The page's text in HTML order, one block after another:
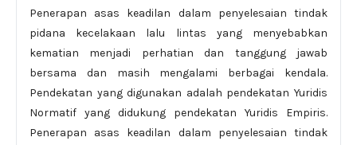
Penerapan asas keadilan dalam penyelesaian tindak
pidana kecelakaan lalu lintas yang menyebabkan
kematian menjadi perhatian dan tanggung jawab
bersama dan masih mengalami berbagai kendala.
Pendekatan yang digunakan adalah pendekatan Yuridis
Normatif yang didukung pendekatan Yuridis Empiris.
Penerapan asas keadilan dalam penyelesaian tindak